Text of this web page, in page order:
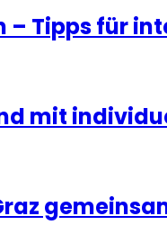
– Tipps für
mit